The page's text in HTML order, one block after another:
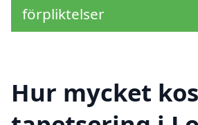
förpliktelser
Hur mycket